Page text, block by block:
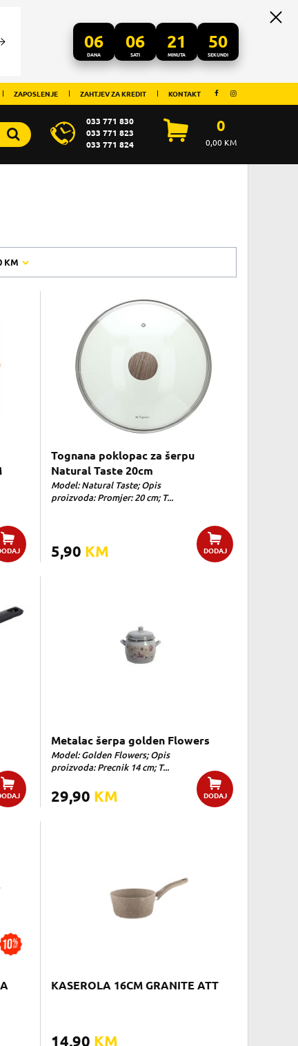
06
DANA
06
SATI
21
MINUTA
50
SEKUNDI
ZAPOSLENJE ZAHTJEV ZA KREDIT KONTAKT
033 771 830
033 771 823
033 771 824
0
0,00KM
KM
Tognana poklopac za šerpu
Natural Taste 20cm
Model: Natural Taste; Opis
proizvoda: Promjer: 20 cm; T...
5,90 KM DODAJ
Metalac šerpa golden Flowers
Model: Golden Flowers; Opis
proizvoda: Precnik 14 cm; T...
29,90 KM DODAJ
KASEROLA 16CM GRANITE ATT
14,90 KM